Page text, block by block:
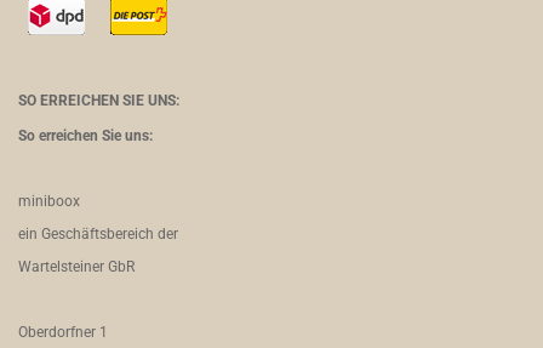
SO ERREICHEN SIE UNS:
So erreichen Sie uns:
miniboox
ein Geschäftsbereich der
Wartelsteiner GbR
Oberdorfner 1